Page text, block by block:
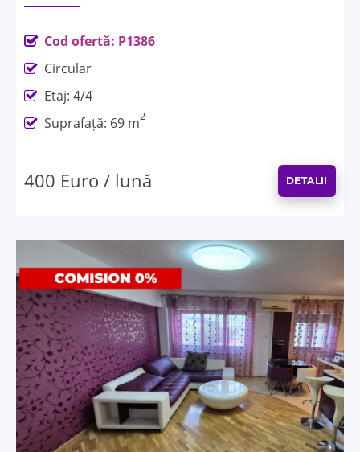
Cod ofertă: P1386
Circular
Etaj: 4/4
Suprafață: 69 m2
400 Euro / lună DETALII